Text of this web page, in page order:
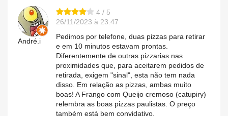
André.i
4 / 5
26/11/2023 à 23:47
Pedimos por telefone, duas pizzas para retirar
e em 10 minutos estavam prontas.
Diferentemente de outras pizzarias nas
proximidades que, para aceitarem pedidos de
retirada, exigem "sinal", esta não tem nada
disso. Em relação as pizzas, ambas muito
boas! A Frango com Queijo cremoso (catupiry)
relembra as boas pizzas paulistas. O preço
também está bem convidativo.